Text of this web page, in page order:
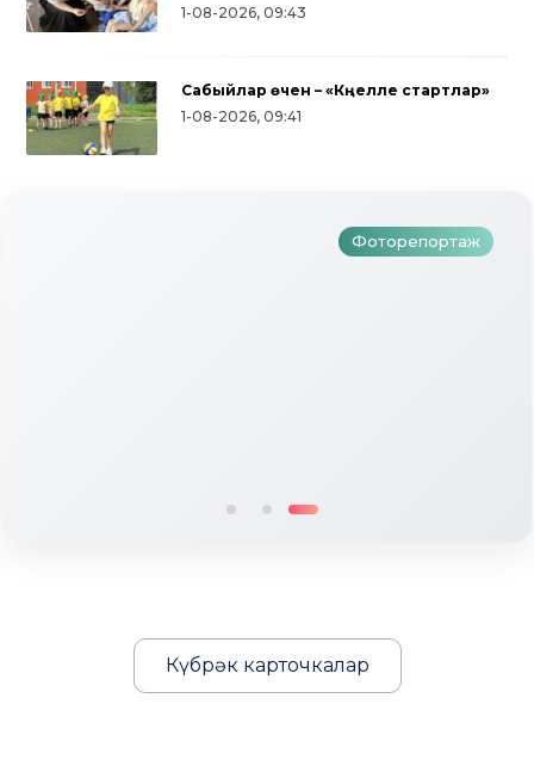
1-08-2026, 09:43
Сабыйлар өчен – «Күңелле стартлар»
1-08-2026, 09:41
Фоторепортаж
Түбәнкамалылар Ураза Гаетен
билгеләп үттеләр
Күбрәк карточкалар